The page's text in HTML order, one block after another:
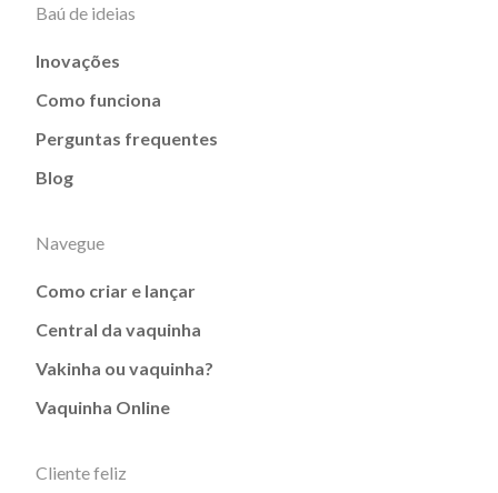
Baú de ideias
Inovações
Como funciona
Perguntas frequentes
Blog
Navegue
Como criar e lançar
Central da vaquinha
Vakinha ou vaquinha?
Vaquinha Online
Cliente feliz